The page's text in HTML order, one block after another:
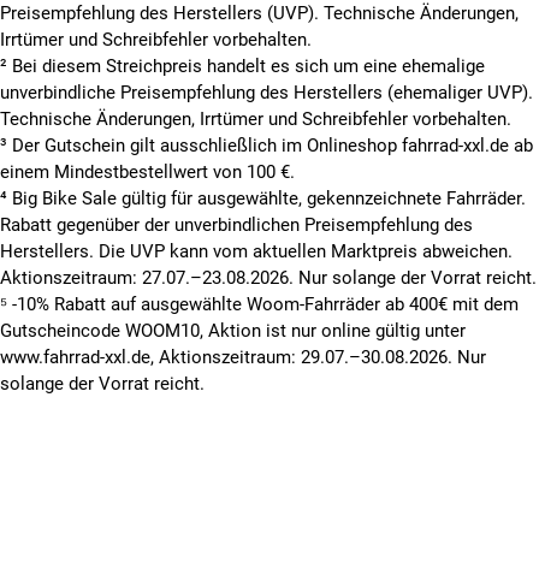
Preisempfehlung des Herstellers (UVP). Technische Änderungen,
Irrtümer und Schreibfehler vorbehalten.
² Bei diesem Streichpreis handelt es sich um eine ehemalige
unverbindliche Preisempfehlung des Herstellers (ehemaliger UVP).
Technische Änderungen, Irrtümer und Schreibfehler vorbehalten.
³ Der Gutschein gilt ausschließlich im Onlineshop fahrrad-xxl.de ab
einem Mindestbestellwert von 100 €.
⁴ Big Bike Sale gültig für ausgewählte, gekennzeichnete Fahrräder.
Rabatt gegenüber der unverbindlichen Preisempfehlung des
Herstellers. Die UVP kann vom aktuellen Marktpreis abweichen.
Aktionszeitraum: 27.07.–23.08.2026. Nur solange der Vorrat reicht.
⁵ -10% Rabatt auf ausgewählte Woom-Fahrräder ab 400€ mit dem
Gutscheincode WOOM10, Aktion ist nur online gültig unter
www.fahrrad-xxl.de, Aktionszeitraum: 29.07.–30.08.2026. Nur
solange der Vorrat reicht.